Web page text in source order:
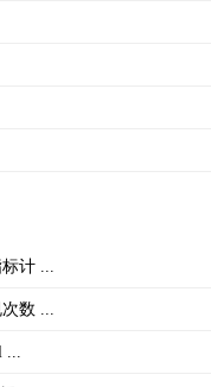
计 ...
数 ...